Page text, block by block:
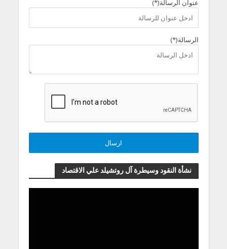
عنوان الرسالة(*)
الرسالة(*)
نشأة النقود وسيطرة آل روتشيلد علي الاقتصاد